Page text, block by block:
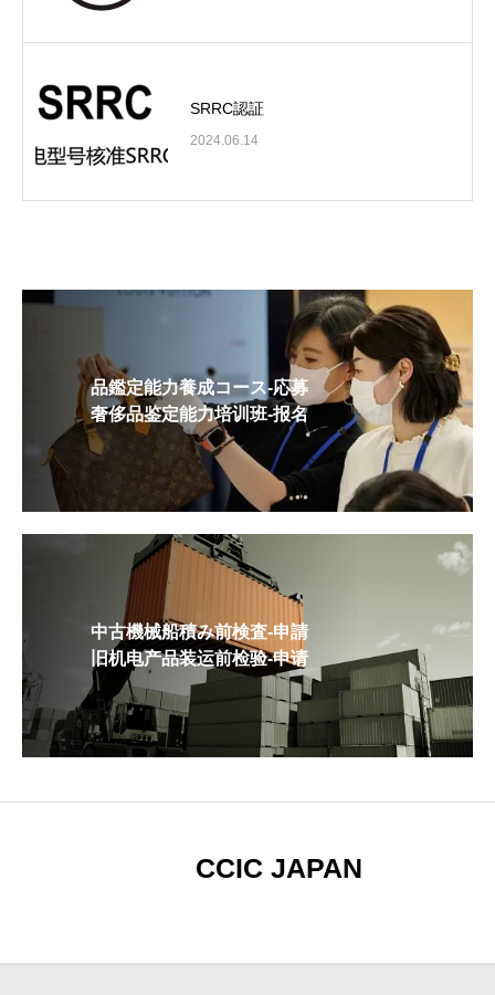
SRRC認証
2024.06.14
品鑑定能力養成コース-応募
奢侈品鉴定能力培训班-报名
中古機械船積み前検査-申請
旧机电产品装运前检验-申请
CCIC JAPAN